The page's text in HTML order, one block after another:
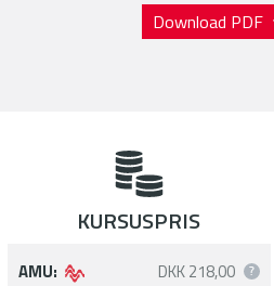
Download PDF
KURSUSPRIS
AMU: DKK 218,00